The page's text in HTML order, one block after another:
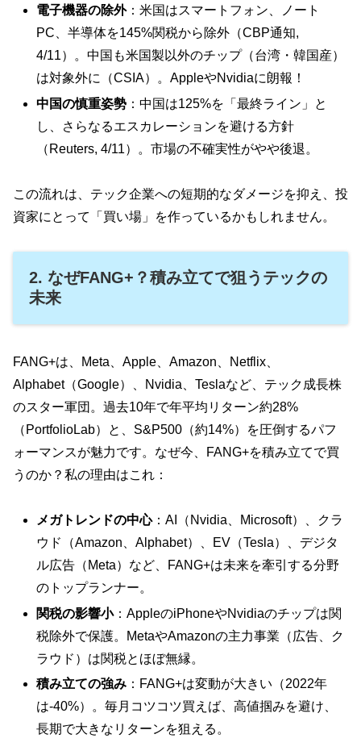
電子機器の除外：米国はスマートフォン、ノート
PC、半導体を145%関税から除外（CBP通知,
4/11）。中国も米国製以外のチップ（台湾・韓国産）
は対象外に（CSIA）。AppleやNvidiaに朗報！
中国の慎重姿勢 ：中国は125%を「最終ライン」と
し、さらなるエスカレーションを避ける方針
（Reuters, 4/11）。市場の不確実性がやや後退。
この流れは、テック企業への短期的なダメージを抑え、投
資家にとって「買い場」を作っているかもしれません。
2. なぜFANG+？積み立てで狙うテックの
未来
FANG+は、Meta、Apple、Amazon、Netflix、
Alphabet（Google）、Nvidia、Teslaなど、テック成長株
のスター軍団。過去10年で年平均リターン約28%
（PortfolioLab）と、S&P500（約14%）を圧倒するパフ
ォーマンスが魅力です。なぜ今、FANG+を積み立てで買
うのか？私の理由はこれ：
メガトレンドの中心：AI（Nvidia、Microsoft）、クラ
ウド（Amazon、Alphabet）、EV（Tesla）、デジタ
ル広告（Meta）など、FANG+は未来を牽引する分野
のトップランナー。
関税の影響小：AppleのiPhoneやNvidiaのチップは関
税除外で保護。MetaやAmazonの主力事業（広告、ク
ラウド）は関税とほぼ無縁。
積み立ての強み ：FANG+は変動が大きい（2022年
は-40%）。毎月コツコツ買えば、高値掴みを避け、
長期で大きなリターンを狙える。